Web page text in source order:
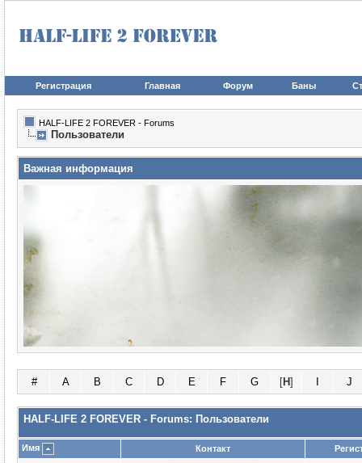
Регистрация Главная Форум Баны
HALF-LIFE 2 FOREVER - Forums
Пользователи
Важная информация
# A B C D E F G [H] J
HALF-LIFE 2 FOREVER - Forums: Пользователи
Имя Контакт